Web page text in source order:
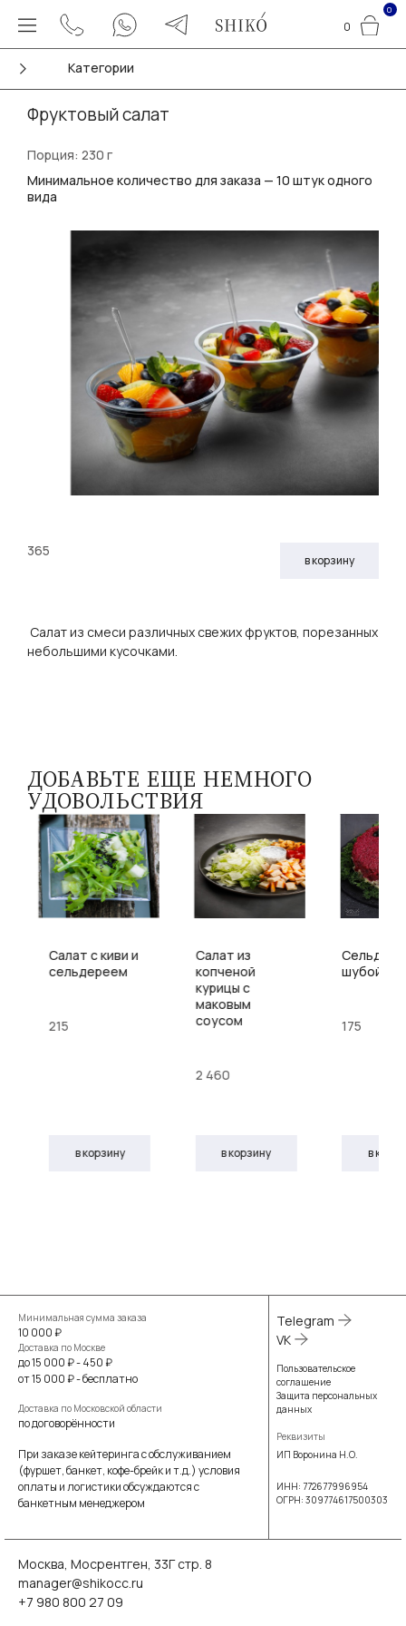
0
0
Категории
Фруктовый салат
Порция: 230 г
Минимальное количество для заказа — 10 штук одного
вида
365
в корзину
Салат из смеси различных свежих фруктов, порезанных
небольшими кусочками.
ДОБАВЬТЕ ЕЩЕ НЕМНОГО
УДОВОЛЬСТВИЯ
Салат с киви и
сельдереем
215
в корзину
Салат из
копченой
курицы с
маковым
соусом
2 460
в корзину
Сельдь
шубой
175
в
Минимальная сумма заказа
10 000 ₽
Доставка по Москве
до 15 000 ₽ - 450 ₽
от 15 000 ₽ - бесплатно
Доставка по Московской области
по договорённости
При заказе кейтеринга с обслуживанием
(фуршет, банкет, кофе-брейк и т.д.) условия
оплаты и логистики обсуждаются с
банкетным менеджером
Telegram
VK
Пользовательское
соглашение
Защита персональных
данных
Реквизиты
ИП Воронина Н.О.
ИНН: 772677996954
ОГРН: 309774617500303
Москва, Мосрентген, 33Г стр. 8
manager@shikocc.ru
+7 980 800 27 09